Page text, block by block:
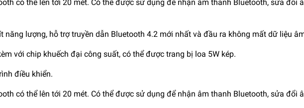
có thể lên tới 20 mét. Có thể được sử dụng để nhận âm thanh Bluetooth, sửa đổi
lượng, hỗ trợ truyền dẫn Bluetooth 4.2 mới nhất và đầu ra không mất dữ liệu
với chip khuếch đại công suất, có thể được trang bị loa 5W kép.
điều khiển.
có thể lên tới 20 mét. Có thể được sử dụng để nhận âm thanh Bluetooth, sửa đổi